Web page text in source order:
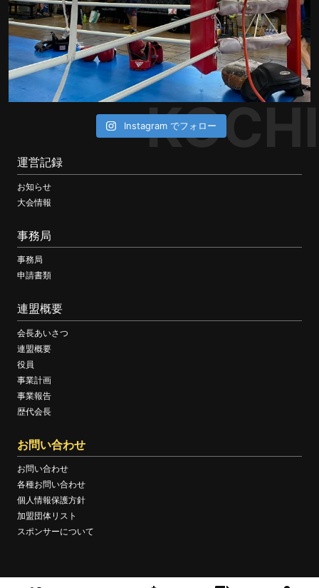
KOCHI
Instagram でフォロー
運営記録
お知らせ
大会情報
事務局
事務局
申請書類
連盟概要
会長あいさつ
連盟概要
役員
事業計画
事業報告
歴代会長
お問い合わせ
お問い合わせ
各種お問い合わせ
個人情報保護方針
加盟団体リスト
スポンサーについて